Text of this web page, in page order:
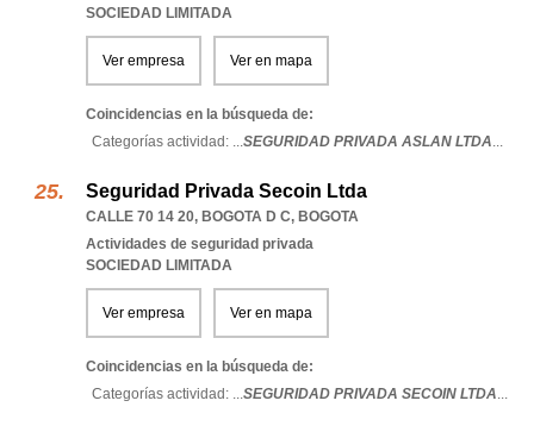
SOCIEDAD LIMITADA
Ver empresa Ver en mapa
Coincidencias en la búsqueda de:
Categorías actividad: ...SEGURIDAD PRIVADA ASLAN LTDA...
Seguridad Privada Secoin Ltda
CALLE 70 14 20, BOGOTA D C, BOGOTA
Actividades de seguridad privada
SOCIEDAD LIMITADA
Ver empresa Ver en mapa
Coincidencias en la búsqueda de:
Categorías actividad: ...SEGURIDAD PRIVADA SECOIN LTDA...